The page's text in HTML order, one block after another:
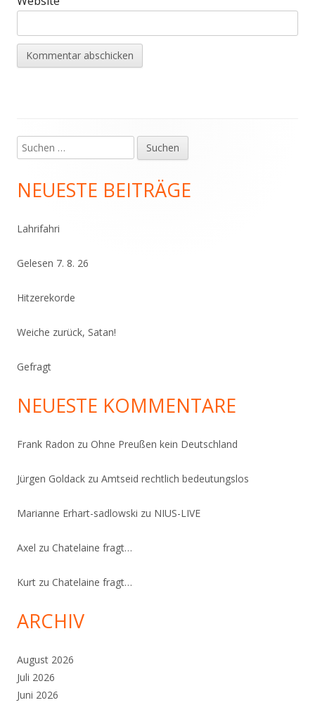
Haupt-
Seitenleiste
Suchen
nach:
NEUESTE BEITRÄGE
Lahrifahri
Gelesen 7. 8. 26
Hitzerekorde
Weiche zurück, Satan!
Gefragt
NEUESTE KOMMENTARE
Frank Radon zu Ohne Preußen kein Deutschland
Jürgen Goldack zu Amtseid rechtlich bedeutungslos
Marianne Erhart-sadlowski zu NIUS-LIVE
Axel zu Chatelaine fragt…
Kurt zu Chatelaine fragt…
ARCHIV
August 2026
Juli 2026
Juni 2026